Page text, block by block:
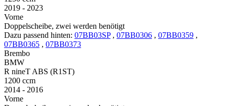
2019 - 2023
Vorne
Doppelscheibe, zwei werden benötigt
Dazu passend hinten: 07BB03SP , 07BB0306 , 07BB0359 ,
07BB0365 , 07BB0373
Brembo
BMW
R nineT ABS (R1ST)
1200 ccm
2014 - 2016
Vorne